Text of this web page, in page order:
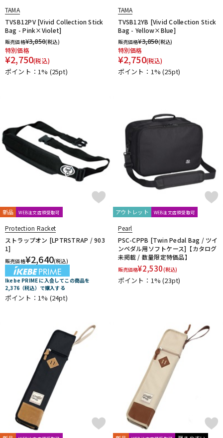
TAMA
TVSB12PV [Vivid Collection Stick
Bag - Pink×Violet]
販売価格¥3,850(税込)
特別価格
¥2,750(税込)
ポイント：1% (25pt)
TAMA
TVSB12YB [Vivid Collection Stick
Bag - Yellow×Blue]
販売価格¥3,850(税込)
特別価格
¥2,750(税込)
ポイント：1%(25pt)
新品 WEB注文店頭受取可
Protection Racket
ストラップオン [LPTRSTRAP / 903
1]
販売価格¥2,640(税込)
Ikebe PRIME に入会してこの商品を
2,376（税込）で購入する
ポイント：1% (24pt)
アウトレット WEB注文店頭受取可
Pearl
PSC-CPPB [Twin Pedal Bag / ツイ
ンペダル用ソフトケース]【カタログ
未掲載 / 数量限定特価品】
販売価格¥2,530(税込)
ポイント：1%(23pt)